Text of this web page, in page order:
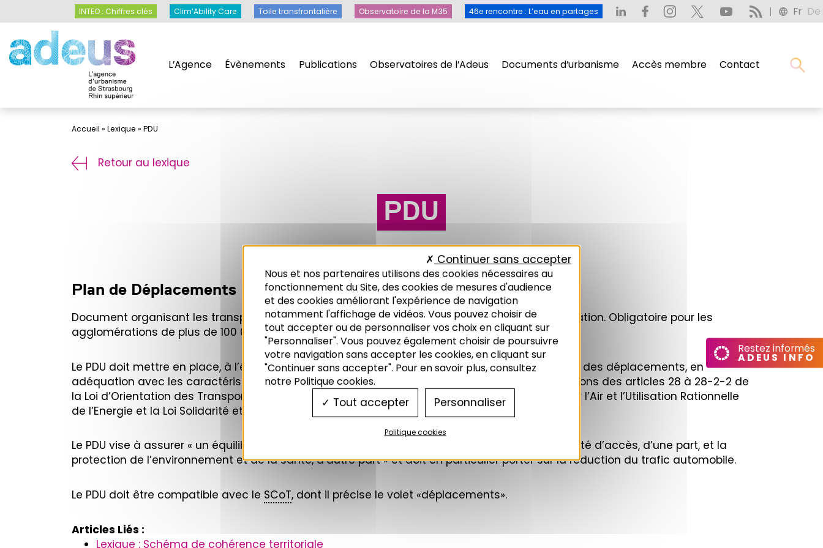
L’Agence Évènements Publications Observatoires de l’Adeus Documents d’urbanisme Accès membre Contact
INTEO : Chiffres clés Clim’Ability Care Toile transfrontalière Observatoire de la M35 46e rencontre : L’eau en partages Fr De
Recherche
Accueil » Lexique » PDU
Retour au lexique
PDU
Plan de Déplacements Urbains
Document organisant les transports de personnes et de marchandises au sein de l’agglomération. Obligatoire pour les
agglomérations de plus de 100 000 habitants, il doit être en adéquation avec leSCoT.
Le PDU doit mettre en place, à l’échelle intercommunale, une stratégie multimodale de gestion des déplacements, en
adéquation avec les caractéristiques géographiques du territoire. Il doit respecter les dispositions des articles 28 à 28-2-2 de
la Loi d’Orientation des Transports Intérieurs (LOTI) du 30 décembre 1982, modifiés par la Loi sur l’Air et l’Utilisation Rationnelle
de l’Energie et la Loi Solidarité et
Renouvellement Urbain.
Le PDU vise à assurer « un équilibre durable entre les besoins en matière de mobilité et de facilité d’accès, d’une part, et la
protection de l’environnement et de la santé, d’autre part » et doit en particulier porter sur la réduction du trafic automobile.
Le PDU doit être compatible avec le SCoT, dont il précise le volet «déplacements».
Articles Liés :
Lexique : Schéma de cohérence territoriale
Restez informés
ADEUS INFO
Panneau de gestion des cookies
Nous et nos partenaires utilisons des cookies nécessaires au
fonctionnement du Site, des cookies de mesures d'audience
et des cookies améliorant l'expérience de navigation
notamment l'affichage de vidéos. Vous pouvez choisir de
tout accepter ou de personnaliser vos choix en cliquant sur
"Personnaliser". Vous pouvez également choisir de poursuivre
votre navigation sans accepter les cookies, en cliquant sur
"Continuer sans accepter". Pour en savoir plus, consultez
notre Politique cookies.
Tout accepter
Continuer sans accepter
Personnaliser
Politique cookies